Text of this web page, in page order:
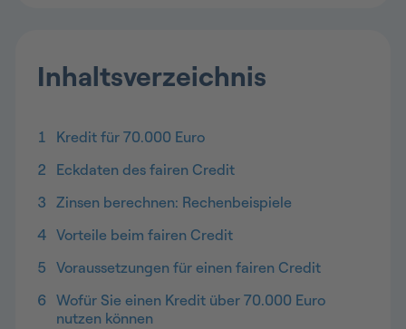
Inhaltsverzeichnis
1
Kredit für 70.000 Euro
2
Eckdaten des fairen Credit
3 Zinsen berechnen: Rechenbeispiele
4 Vorteile beim fairen Credit
5 Voraussetzungen für einen fairen Credit
6 Wofür Sie einen Kredit über 70.000 Euro
nutzen können